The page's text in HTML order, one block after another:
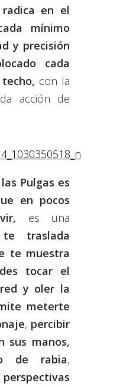
en el
mínimo
y precisión
cada
con la
acción de
Pulgas es
en pocos
es una
te traslada
te muestra
tocar el
y oler la
meterte
, percibir
sus manos,
de rabia,